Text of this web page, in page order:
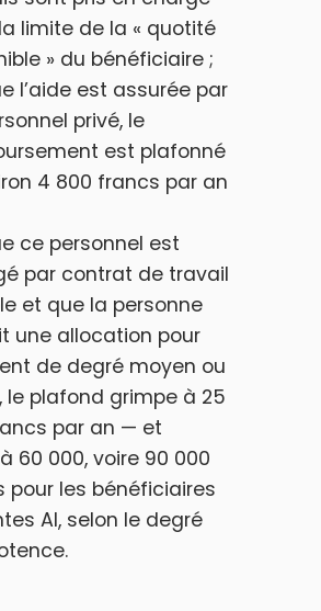
limite de la « quotité
» du bénéficiaire ;
l’aide est assurée par
privé, le
est plafonné
4 800 francs par an
ce personnel est
par contrat de travail
et que la personne
une allocation pour
de degré moyen ou
le plafond grimpe à 25
par an — et
60 000, voire 90 000
pour les bénéficiaires
AI, selon le degré